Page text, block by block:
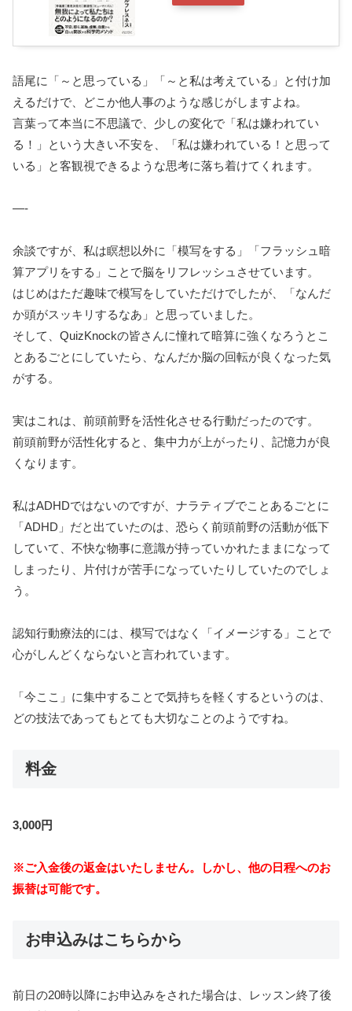
語尾に「～と思っている」「～と私は考えている」と付け加
えるだけで、どこか他人事のような感じがしますよね。
言葉って本当に不思議で、少しの変化で「私は嫌われてい
る！」という大きい不安を、「私は嫌われている！と思って
いる」と客観視できるような思考に落ち着けてくれます。
—-
余談ですが、私は瞑想以外に「模写をする」「フラッシュ暗
算アプリをする」ことで脳をリフレッシュさせています。
はじめはただ趣味で模写をしていただけでしたが、「なんだ
か頭がスッキリするなあ」と思っていました。
そして、QuizKnockの皆さんに憧れて暗算に強くなろうとこ
とあるごとにしていたら、なんだか脳の回転が良くなった気
がする。
実はこれは、前頭前野を活性化させる行動だったのです。
前頭前野が活性化すると、集中力が上がったり、記憶力が良
くなります。
私はADHDではないのですが、ナラティブでことあるごとに
「ADHD」だと出ていたのは、恐らく前頭前野の活動が低下
していて、不快な物事に意識が持っていかれたままになって
しまったり、片付けが苦手になっていたりしていたのでしょ
う。
認知行動療法的には、模写ではなく「イメージする」ことで
心がしんどくならないと言われています。
「今ここ」に集中することで気持ちを軽くするというのは、
どの技法であってもとても大切なことのようですね。
料金
3,000円
※ご入金後の返金はいたしません。しかし、他の日程へのお
振替は可能です。
お申込みはこちらから
前日の20時以降にお申込みをされた場合は、レッスン終了後